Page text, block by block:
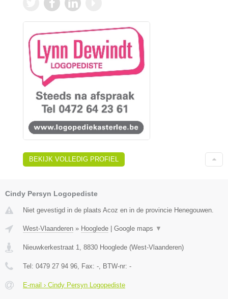
BEKIJK VOLLEDIG PROFIEL
Cindy Persyn Logopediste
Niet gevestigd in de plaats Acoz en in de provincie Henegouwen.
West-Vlaanderen » Hooglede Google maps ▼
Nieuwkerkestraat 1 8830 Hooglede (West-Vlaanderen)
Tel: 0479 27 94 96 , Fax: - , BTW-nr: -
E-mail › Cindy Persyn Logopediste